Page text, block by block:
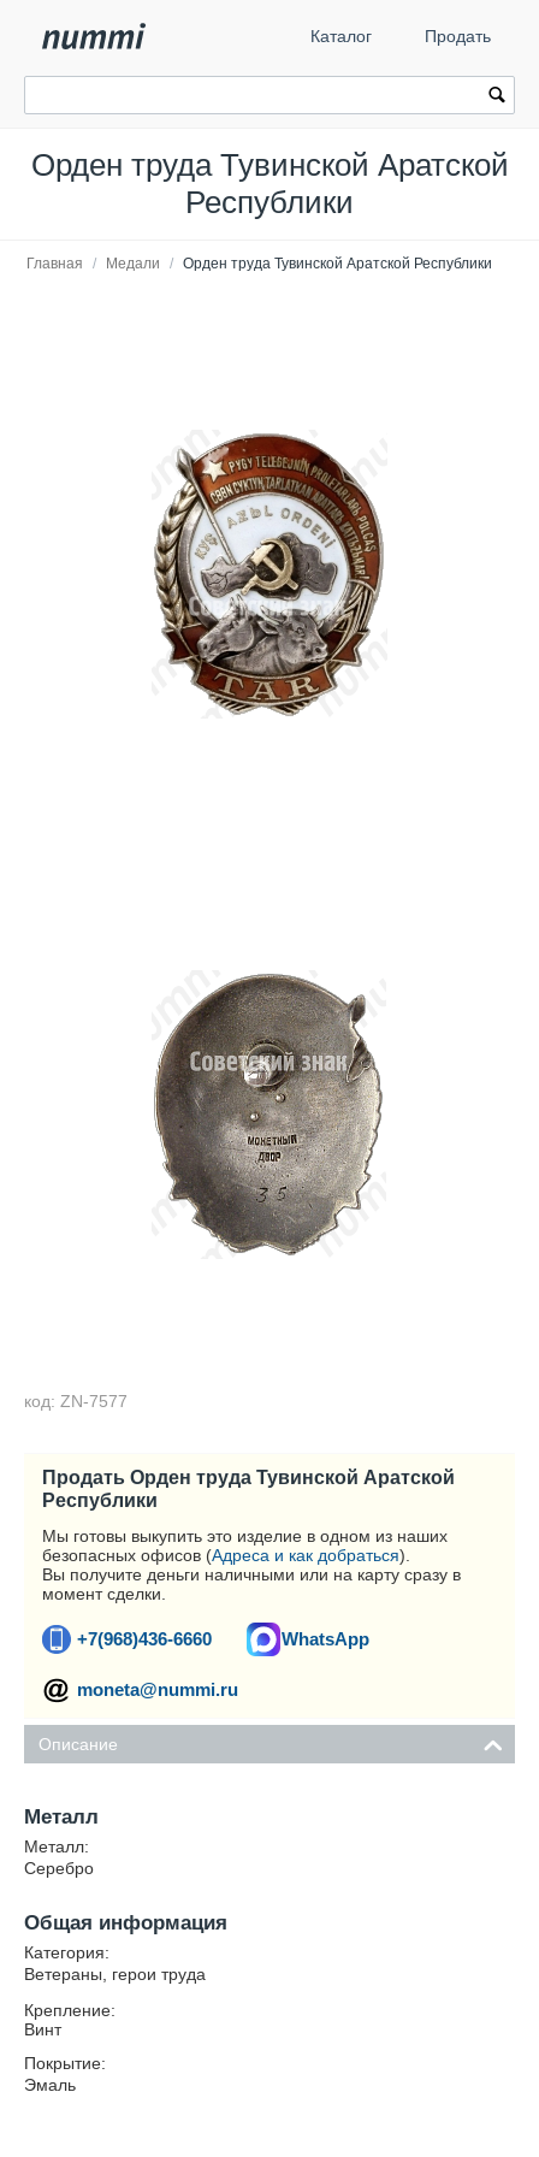
Каталог Продать
Орден труда Тувинской Аратской
Республики
Главная / Медали / Орден труда Тувинской Аратской Республики
код: ZN-7577
Продать Орден труда Тувинской Аратской
Республики
Мы готовы выкупить это изделие в одном из наших
безопасных офисов (Адреса и как добраться).
Вы получите деньги наличными или на карту сразу в
момент сделки.
+7(968)436-6660 WhatsApp
moneta@nummi.ru
Описание
Металл
Металл:
Серебро
Общая информация
Категория:
Ветераны, герои труда
Крепление:
Винт
Покрытие:
Эмаль